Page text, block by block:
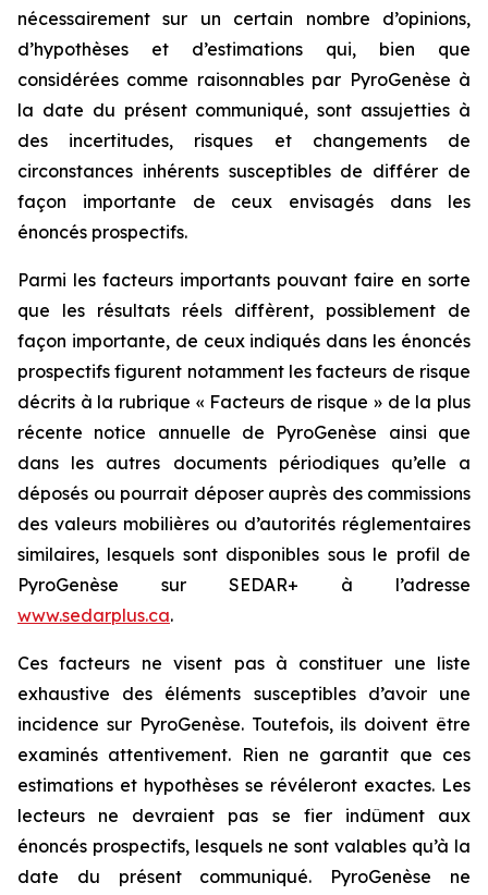
nécessairement sur un certain nombre d’opinions,
d’hypothèses et d’estimations qui, bien que
considérées comme raisonnables par PyroGenèse à
la date du présent communiqué, sont assujetties à
des incertitudes, risques et changements de
circonstances inhérents susceptibles de différer de
façon importante de ceux envisagés dans les
énoncés prospectifs.
Parmi les facteurs importants pouvant faire en sorte
que les résultats réels diffèrent, possiblement de
façon importante, de ceux indiqués dans les énoncés
prospectifs figurent notamment les facteurs de risque
décrits à la rubrique « Facteurs de risque » de la plus
récente notice annuelle de PyroGenèse ainsi que
dans les autres documents périodiques qu’elle a
déposés ou pourrait déposer auprès des commissions
des valeurs mobilières ou d’autorités réglementaires
similaires, lesquels sont disponibles sous le profil de
PyroGenèse sur SEDAR+ à l’adresse
www.sedarplus.ca.
Ces facteurs ne visent pas à constituer une liste
exhaustive des éléments susceptibles d’avoir une
incidence sur PyroGenèse. Toutefois, ils doivent être
examinés attentivement. Rien ne garantit que ces
estimations et hypothèses se révéleront exactes. Les
lecteurs ne devraient pas se fier indûment aux
énoncés prospectifs, lesquels ne sont valables qu’à la
date du présent communiqué. PyroGenèse ne